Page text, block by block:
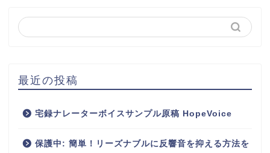
最近の投稿
宅録ナレーターボイスサンプル原稿 HopeVoice
保護中: 簡単！リーズナブルに反響音を抑える方法を